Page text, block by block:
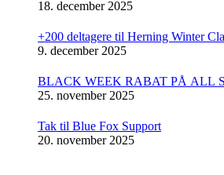
18. december 2025
+200 deltagere til Herning Winter
9. december 2025
BLACK WEEK RABAT PÅ ALL
25. november 2025
Tak til Blue Fox Support
20. november 2025